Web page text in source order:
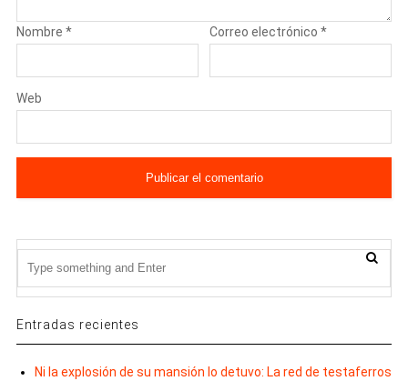
Nombre * Correo electrónico*
Web
Entradas recientes
Ni la explosión de su mansión lo detuvo: La red de testaferros